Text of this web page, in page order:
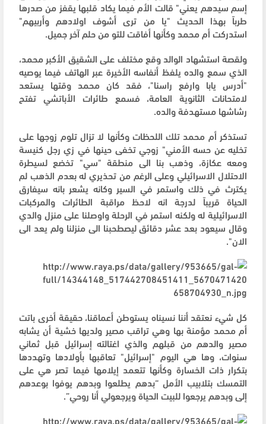
إسم سيدهم يعني" قالت الأم فيما يكاد قلبها يقفز من صدرها
طرباً بهذا الحديث "يا من ترى أشوف اولادهم وأربيهم"
استدركت أم محمد وكأنها أفاقت للتو من حلم آخر جميل.
ولقصة استشهاد الوالد وقع مختلف على الشقيق الأكبر محمد،
الذي سمع والده يلفظ أنفاسه الأخيرة عبر الهاتف فيما يوصيه
"أدرس يابا وارفع راسنا"، فقد كان محمد وقتها يستعد
لامتحانات الثانوية العامة، فسمع طائرات الأباتشي تفتح
رشاشها مستهدفة والده.
تستذكر أم محمد تلك اللحظات وكأنها لا تزال تلوم زوجها على
تخليه عن حسه الأمني" زوجي تخفى حينها في زي رجل كنيسة
ومعه عكازة، وذهب بنا الى منطقة "سي" تخضع لسيطرة
الاحتلال الاسرائيلي وعلى الرغم من تحذيري له بعدم الذهب لم
يكترث في ذلك واستمر في السير وكانه يشعر بانه سيفارق
الحياة قريباً لدرجة انه لاحظ مراقبة الطائرات والمركبات
الاسرائيلية له ولكنه استمر في الرحلة واوصلنا على منزل والدي
وقال سيعود بعد عشر دقائق ليصطحبنا الى منزلنا ولم يعد الى
الان".
كل شيء نعتقد أننا نسيناه يستوطن أعماقنا، حقيقة أخرى باتت
أم محمد مؤمنة بها وهي تراقب مصير ولديها خشية أن يشابه
مصير والدهم من قبلهم والذي اغتالته إسرائيل قبل ثماني
سنوات، وها هي اليوم "إسرائيل" تعاقبها بأولادها وتهددها
بتكرار ذات الخسارة وكأنها تتعمد إيلامها فيما تصر هي على
التمسك بتلابيب الأمل “بدهم يطلعوا وبدهم يوفوا بوعدهم
إلى وبدهم يرجعوا للبيت الحياة ويرجعولي أنا روحي”.